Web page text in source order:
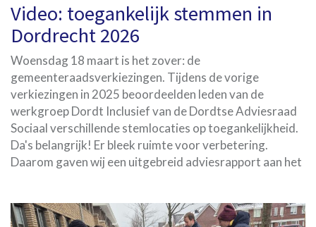
Video: toegankelijk stemmen in
Dordrecht 2026
Woensdag 18 maart is het zover: de
gemeenteraadsverkiezingen. Tijdens de vorige
verkiezingen in 2025 beoordeelden leden van de
werkgroep Dordt Inclusief van de Dordtse Adviesraad
Sociaal verschillende stemlocaties op toegankelijkheid.
Da's belangrijk! Er bleek ruimte voor verbetering.
Daarom gaven wij een uitgebreid adviesrapport aan het